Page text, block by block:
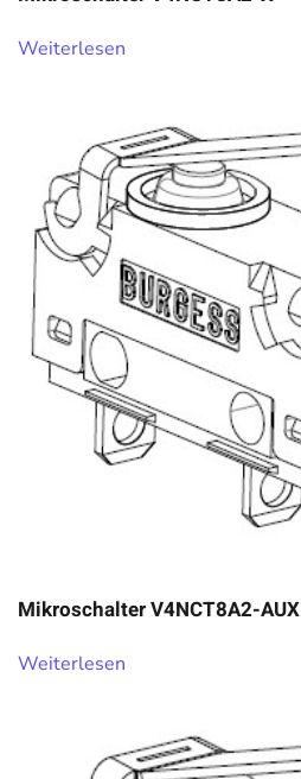
Weiterlesen
Mikroschalter V4NCT8A2-AUX
Weiterlesen